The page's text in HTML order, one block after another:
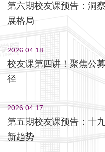
第六期校友课预告：洞
展格局
2026.04.18
校友课第四讲！聚焦公
径
2026.04.17
第五期校友课预告：十
新趋势